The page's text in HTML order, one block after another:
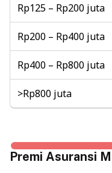
Rp125 – Rp200 juta
Rp200 – Rp400 juta
Rp400 – Rp800 juta
>Rp800 juta
Premi Asuransi